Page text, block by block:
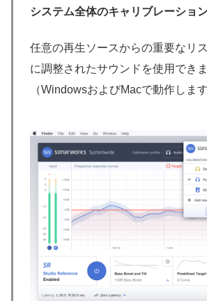
システム全体のキャリブレーショ
任意の再生ソースからの重要なリ
に調整されたサウンドを使用できま
（WindowsおよびMacで動作します